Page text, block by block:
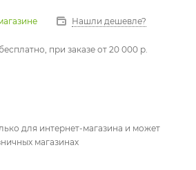
Нашли дешевле?
при заказе от 20 000 р.
для интернет-магазина и может
магазинах